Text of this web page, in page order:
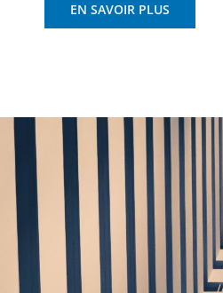
EN SAVOIR PLUS